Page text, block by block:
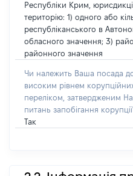
Республіки Крим,
територію: 1) одного або
республіканського в
обласного значення; 3)
районного значення
Чи належить Ваша посада
високим рівнем
переліком, затвердженим
питань запобігання
Так